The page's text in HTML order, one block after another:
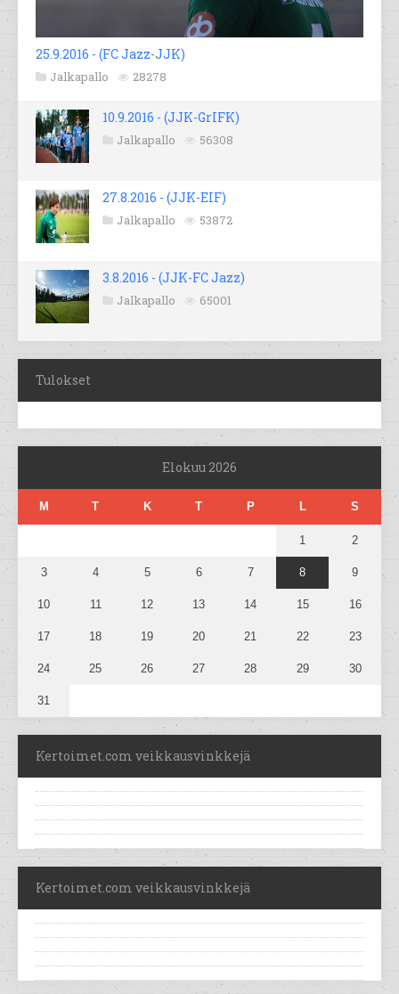
25.9.2016 - (FC Jazz-JJK)
Jalkapallo 28278
10.9.2016 - (JJK-GrIFK)
Jalkapallo 56308
27.8.2016 - (JJK-EIF)
Jalkapallo 53872
3.8.2016 - (JJK-FC Jazz)
Jalkapallo 65001
Tulokset
Elokuu 2026
M T K T P L S
1 2
3 4 5 6 7 8 9
10 11 12 13 14 15 16
17 18 19 20 21 22 23
24 25 26 27 28 29 30
31
Kertoimet.com veikkausvinkkejä
Kertoimet.com veikkausvinkkejä